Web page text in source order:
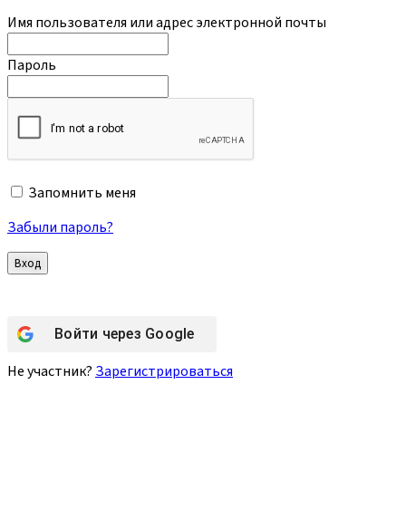
Имя пользователя или адрес электронной почты
Пароль
Запомнить меня
Забыли пароль?
Войти через Google
Не участник? Зарегистрироваться